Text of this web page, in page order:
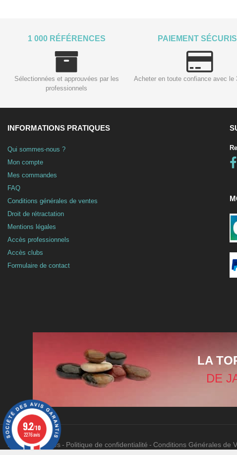
1 000 RÉFÉRENCES
Sélectionnées et approuvées par les
professionnels
PAIEMENT
Acheter en toute confiance avec le
INFORMATIONS PRATIQUES
Qui sommes-nous ?
Mon compte
Mes commandes
FAQ
Conditions générales de ventes
Droit de rétractation
Mentions légales
Accès professionnels
Accès clubs
Formulaire de contact
LA
DE
Mentions légales Politique de confidentialité Conditions Générales de
9.2/10
2276 avis